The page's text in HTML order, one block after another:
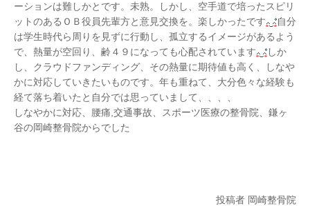
ーションは難しかとです。未熟。しかし、空手道で培ったスピリ
ットのあるＯＢ役員先輩方と意見交換を。楽しかったです
自分
は学生時代ら周りを見ずに行動し、孤立するイメージがあるよう
で、熱量が空回り、齢４９になっても心配されています
しか
し、クラウドファンディング、その熱量に期待値も高く、しなや
かに対応していきたいものです。年も重ねて、大分色々な経験も
経て落ち着いたと自分では思っていまして、、、、
しなやかに対応、腰痛,交通事故、スポーツ医療の整骨院、鎌ヶ
谷の岡崎整骨院からでした
投稿者 岡崎整骨院